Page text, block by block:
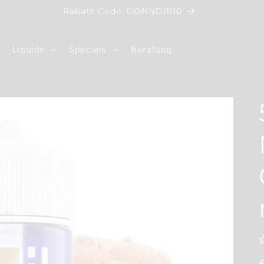
Rabatt Code: GÖNNDIR10
Liquids Specials Beratung